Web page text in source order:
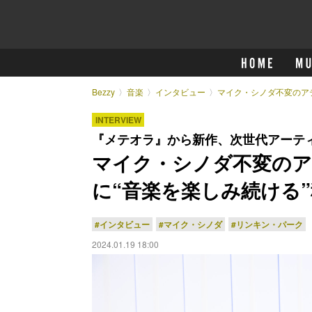
Bezzy 音楽 インタビュー マイク・シノダ不変の
INTERVIEW
『メテオラ』から新作、次世代アー
マイク・シノダ不変の
に“音楽を楽しみ続ける
#インタビュー #マイク・シノダ #リンキン・パーク
2024.01.19 18:00